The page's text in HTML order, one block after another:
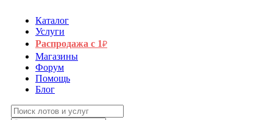
Каталог
Услуги
Распродажа с 1₽
Магазины
Форум
Помощь
Блог